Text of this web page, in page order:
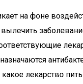
на фоне
лекарство